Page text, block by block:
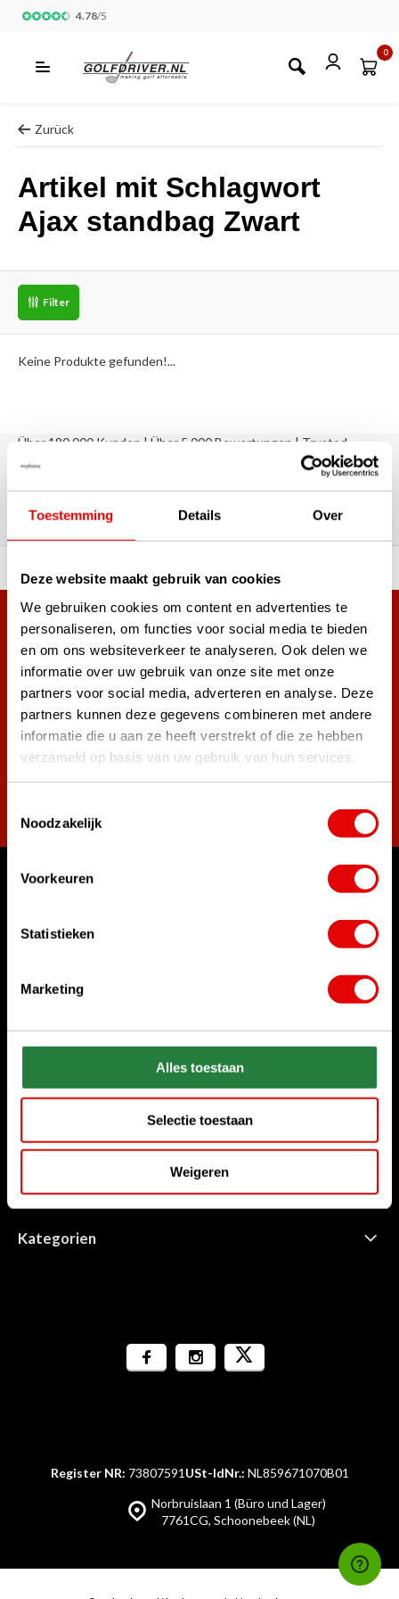
Toestemming Details Over
Deze website maakt gebruik van cookies
We gebruiken cookies om content en advertenties te
personaliseren, om functies voor social media te bieden
en om ons websiteverkeer te analyseren. Ook delen we
informatie over uw gebruik van onze site met onze
partners voor social media, adverteren en analyse. Deze
partners kunnen deze gegevens combineren met andere
informatie die u aan ze heeft verstrekt of die ze hebben
verzameld op basis van uw gebruik van hun services.
Noodzakelijk
Voorkeuren
Statistieken
Marketing
Alles toestaan
Selectie toestaan
Weigeren
4.78/5
0
Zurück
Artikel mit Schlagwort
Ajax standbag Zwart
Filter
Keine Produkte gefunden!...
Über 180.000 Kunden | Über 5.000 Bewertungen | Trusted
Bewertungen: Das sagen unsere
Kunden
Mehr als 38.000 Kunden haben sich bereits
angemeldet.
Melde dich für den Newsletter an und verpasse nie wieder
die besten Golfangebote!
Rufen Sie uns an
Chatten Sie mit uns
Senden Sie uns eine E-Mail
sales@golfdriver.nl
Kundenservice
Informationen
Kategorien
Norbruislaan 1 (Büro und Lager)
7761CG, Schoonebeek (NL)
Register NR: 73807591 USt-IdNr.: NL859671070B01